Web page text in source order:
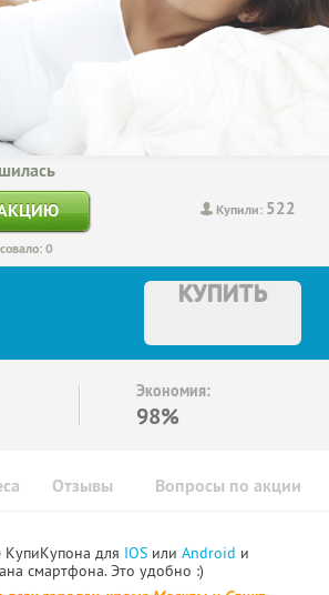
Купили: 522
0
КУПИТЬ
Экономия:
98%
Отзывы Вопросы по акции
КупиКупона для IOS или Android и
смартфона. Это удобно :)